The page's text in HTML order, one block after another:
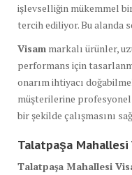
işlevselliğin mükemmel
tercih ediliyor. Bu alanda
Visam markalı ürünler,
performans için
onarım ihtiyacı
müşterilerine
bir şekilde çalışmasını
Talatpaşa Mahallesi
Talatpaşa Mahallesi